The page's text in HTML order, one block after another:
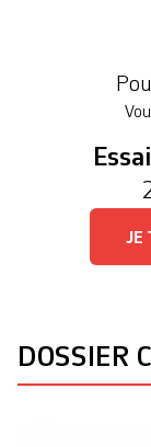
carrément
JE
DOSSIER